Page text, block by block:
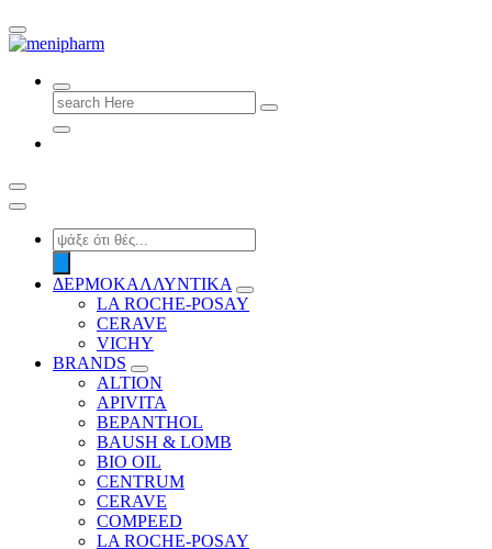
shop 2 easily
Search
for:
Products
search
ΔΕΡΜΟΚΑΛΛΥΝΤΙΚΑ
LA ROCHE-POSAY
CERAVE
VICHY
BRANDS
ALTION
APIVITA
BEPANTHOL
BAUSH & LOMB
BIO OIL
CENTRUM
CERAVE
COMPEED
LA ROCHE-POSAY